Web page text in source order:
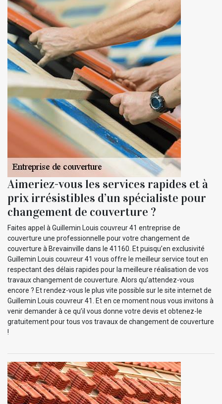
Aimeriez-vous les services rapides et à
prix irrésistibles d’un spécialiste pour
changement de couverture ?
Faites appel à Guillemin Louis couvreur 41 entreprise de
couverture une professionnelle pour votre changement de
couverture à Brevainville dans le 41160. Et puisqu’en exclusivité
Guillemin Louis couvreur 41 vous offre le meilleur service tout en
respectant des délais rapides pour la meilleure réalisation de vos
travaux changement de couverture. Alors qu’attendez-vous
encore ? Et rendez-vous le plus vite possible sur le site internet de
Guillemin Louis couvreur 41. Et en ce moment nous vous invitons à
venir demander à ce qu’il vous donne votre devis et obtenez-le
gratuitement pour tous vos travaux de changement de couverture
!